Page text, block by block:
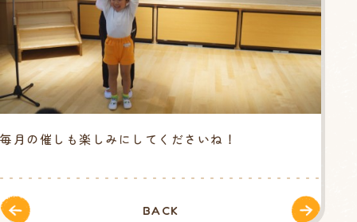
毎月の催しも楽しみにしてくださいね！
BACK